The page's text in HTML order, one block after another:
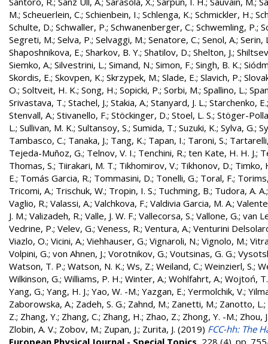
M.; Scheuerlein, C.; Schienbein, I.; Schlenga, K.; Schmickler, H.;
Schulte, D.; Schwaller, P.; Schwanenberger, C.; Schwemling, P.;
Segreti, M.; Selva, P.; Selvaggi, M.; Senatore, C.; Senol, A.; Serin,
Shaposhnikova, E.; Sharkov, B. Y.; Shatilov, D.; Shelton, J.;
Siemko, A.; Silvestrini, L.; Simand, N.; Simon, F.; Singh, B. K.;
Skordis, E.; Skovpen, K.; Skrzypek, M.; Slade, E.; Slavich, P.;
O.; Soltveit, H. K.; Song, H.; Sopicki, P.; Sorbi, M.; Spallino, L.;
Srivastava, T.; Stachel, J.; Stakia, A.; Stanyard, J. L.; Starchenko, E.
Stenvall, A.; Stivanello, F.; Stöckinger, D.; Stoel, L. S.; Stöger-
L.; Sullivan, M. K.; Sultansoy, S.; Sumida, T.; Suzuki, K.; Sylva, G.;
Tambasco, C.; Tanaka, J.; Tang, K.; Tapan, I.; Taroni, S.;
Tejeda-Muñoz, G.; Telnov, V. I.; Tenchini, R.; ten Kate, H. H. J.;
Thomas, S.; Tiirakari, M. T.; Tikhomirov, V.; Tikhonov, D.; Timko,
E.; Tomás Garcia, R.; Tommasini, D.; Tonelli, G.; Toral, F.;
Tricomi, A.; Trischuk, W.; Tropin, I. S.; Tuchming, B.; Tudora, A. A.
Vaglio, R.; Valassi, A.; Valchkova, F.; Valdivia Garcia, M. A.;
J. M.; Valizadeh, R.; Valle, J. W. F.; Vallecorsa, S.; Vallone, G.; van
Vedrine, P.; Velev, G.; Veness, R.; Ventura, A.; Venturini
Viazlo, O.; Vicini, A.; Viehhauser, G.; Vignaroli, N.; Vignolo, M.;
Volpini, G.; von Ahnen, J.; Vorotnikov, G.; Voutsinas, G. G.;
Watson, T. P.; Watson, N. K.; Ws, Z.; Weiland, C.; Weinzierl, S.;
Wilkinson, G.; Williams, P. H.; Winter, A.; Wohlfahrt, A.; Wojtoń, T.
Yang, G.; Yang, H. J.; Yao, W. -M.; Yazgan, E.; Yermolchik, V.;
Zaborowska, A.; Zadeh, S. G.; Zahnd, M.; Zanetti, M.; Zanotto, L.;
Z.; Zhang, Y.; Zhang, C.; Zhang, H.; Zhao, Z.; Zhong, Y. -M.; Zhou,
Zlobin, A. V.; Zobov, M.; Zupan, J.; Zurita, J. (2019) FCC-hh: The
European Physical Journal - Special Topics , 228 (4). pp.